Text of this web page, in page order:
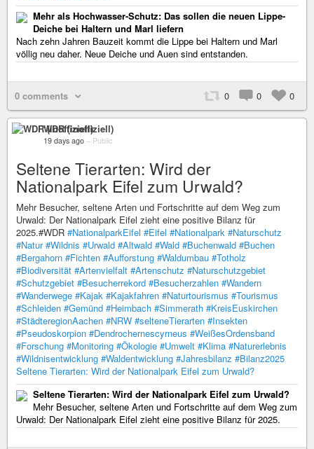
Mehr als Hochwasser-Schutz: Das sollen die neuen Lippe-
Deiche bei Haltern und Marl liefern
Nach zehn Jahren Bauzeit kommt die Lippe bei Haltern und Marl
völlig neu daher. Neue Deiche und Auen sind entstanden.
0 comments 0 0 0
WDR (inoffiziell)
19 days ago – Public
Seltene Tierarten: Wird der
Nationalpark Eifel zum Urwald?
Mehr Besucher, seltene Arten und Fortschritte auf dem Weg zum
Urwald: Der Nationalpark Eifel zieht eine positive Bilanz für
2025.#WDR #NationalparkEifel #Eifel #Nationalpark #Naturschutz
#Natur #Wildnis #Urwald #Altwald #Wald #Buchenwald #Buchen
#Bergahorn #Fichten #Aufforstung #Waldumbau #Totholz
#Biodiversität #Artenvielfalt #Artenschutz #Naturschutzgebiet
#Schutzgebiet #Besucherrekord #Besucherzahlen #Wandern
#Wanderwege #Kajak #Kajakfahren #Naturtourismus #Tourismus
#Schleiden #Gemünd #Heimbach #Simmerath #KreisEuskirchen
#StädteregionAachen #NRW #selteneTierarten #Insekten
#Pseudoskorpion #Dendrochernescyrneus #WeißesOrdensband
#Forschung #Monitoring #Ökologie #Umwelt #Klima #Naturerlebnis
#Wildnisentwicklung #Waldentwicklung #Jahresbilanz #Bilanz2025
Seltene Tierarten: Wird der Nationalpark Eifel zum Urwald?
Seltene Tierarten: Wird der Nationalpark Eifel zum Urwald?
Mehr Besucher, seltene Arten und Fortschritte auf dem Weg zum
Urwald: Der Nationalpark Eifel zieht eine positive Bilanz für 2025.